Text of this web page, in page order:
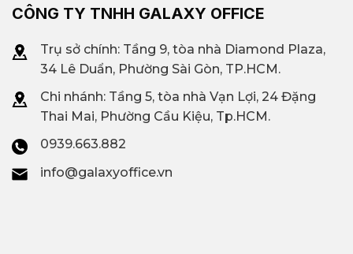
CÔNG TY TNHH GALAXY OFFICE
Trụ sở chính: Tầng 9, tòa nhà Diamond Plaza,
34 Lê Duẩn, Phường Sài Gòn, TP.HCM.
Chi nhánh: Tầng 5, tòa nhà Vạn Lợi, 24 Đặng
Thai Mai, Phường Cầu Kiệu, Tp.HCM.
0939.663.882
info@galaxyoffice.vn